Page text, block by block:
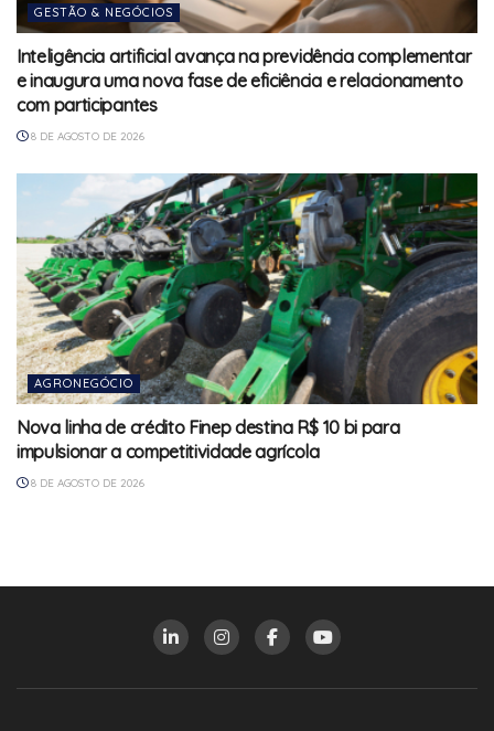
GESTÃO & NEGÓCIOS
Inteligência artificial avança na previdência complementar
e inaugura uma nova fase de eficiência e relacionamento
com participantes
8 DE AGOSTO DE 2026
AGRONEGÓCIO
Nova linha de crédito Finep destina R$ 10 bi para
impulsionar a competitividade agrícola
8 DE AGOSTO DE 2026